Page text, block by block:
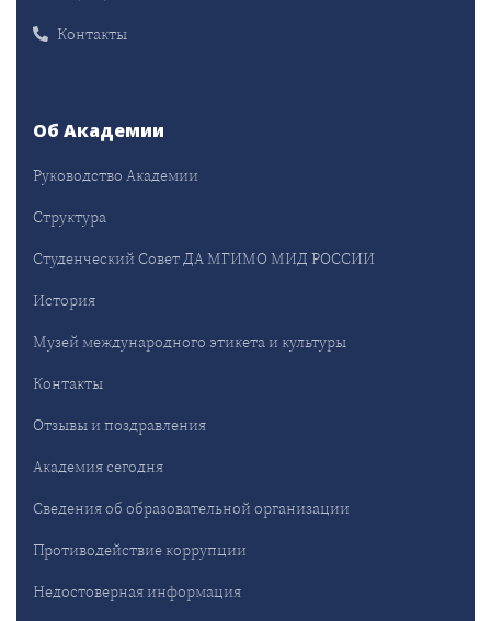
Контакты
Об Академии
Руководство Академии
Структура
Студенческий Совет ДА МГИМО МИД РОССИИ
История
Музей международного этикета и культуры
Контакты
Отзывы и поздравления
Академия сегодня
Сведения об образовательной организации
Противодействие коррупции
Недостоверная информация